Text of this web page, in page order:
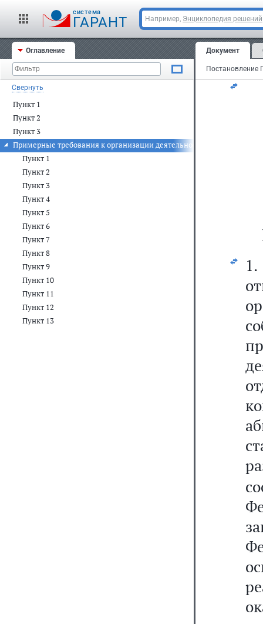
cистема
ГАРАНТ Например, Энциклопедия решений
Оглавление
Свернуть
Пункт 1
Пункт 2
Пункт 3
Примерные требования к организации деятельности
Пункт 1
Пункт 2
Пункт 3
Пункт 4
Пункт 5
Пункт 6
Пункт 7
Пункт 8
Пункт 9
Пункт 10
Пункт 11
Пункт 12
Пункт 13
Документ